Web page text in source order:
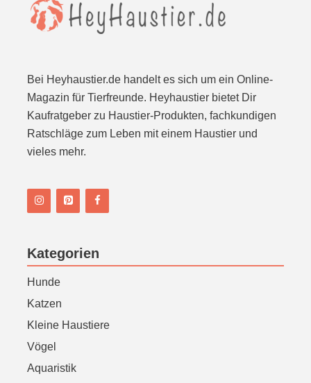
Bei Heyhaustier.de handelt es sich um ein Online-
Magazin für Tierfreunde. Heyhaustier bietet Dir
Kaufratgeber zu Haustier-Produkten, fachkundigen
Ratschläge zum Leben mit einem Haustier und
vieles mehr.
Kategorien
Hunde
Katzen
Kleine Haustiere
Vögel
Aquaristik